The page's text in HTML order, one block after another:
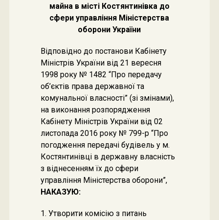
майна в місті Костянтинівка до
сфери управління Міністерства
оборони України
Відповідно до постанови Кабінету
Міністрів України від 21 вересня
1998 року № 1482 “Про передачу
об’єктів права державної та
комунальної власності” (зі змінами),
на виконання розпорядження
Кабінету Міністрів України від 02
листопада 2016 року № 799-р “Про
погодження передачі будівель у м.
Костянтинівці в державну власність
з віднесенням їх до сфери
управління Міністерства оборони”,
НАКАЗУЮ:
1. Утворити комісію з питань